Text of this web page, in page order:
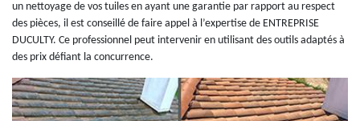
un nettoyage de vos tuiles en ayant une garantie par rapport au respect
des pièces, il est conseillé de faire appel à l’expertise de ENTREPRISE
DUCULTY. Ce professionnel peut intervenir en utilisant des outils adaptés à
des prix défiant la concurrence.